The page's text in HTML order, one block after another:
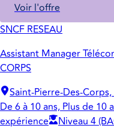
Voir l'offre
SNCF RESEAU
Assistant Manager
CORPS
Saint-Pierre-Des-
De 6 à 10 ans, Plus de
expérience
Niveau 4